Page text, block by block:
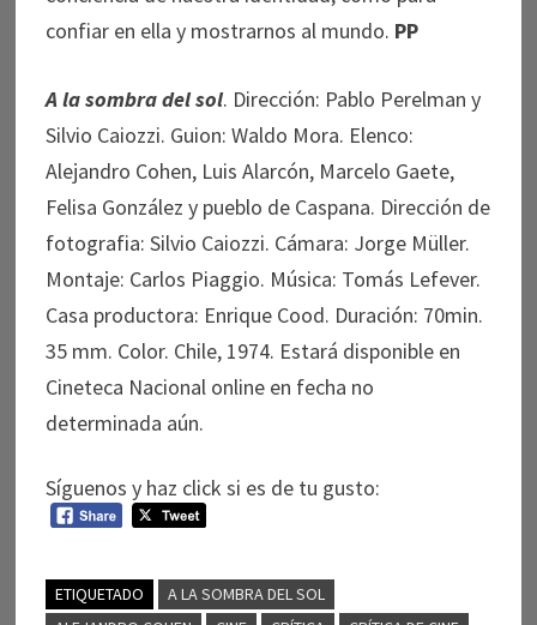
confiar en ella y mostrarnos al mundo. PP
A la sombra del sol. Dirección: Pablo Perelman y
Silvio Caiozzi. Guion: Waldo Mora. Elenco:
Alejandro Cohen, Luis Alarcón, Marcelo Gaete,
Felisa González y pueblo de Caspana. Dirección de
fotografia: Silvio Caiozzi. Cámara: Jorge Müller.
Montaje: Carlos Piaggio. Música: Tomás Lefever.
Casa productora: Enrique Cood. Duración: 70min.
35 mm. Color. Chile, 1974. Estará disponible en
Cineteca Nacional online en fecha no
determinada aún.
Síguenos y haz click si es de tu gusto:
ETIQUETADO
A LA SOMBRA DEL SOL